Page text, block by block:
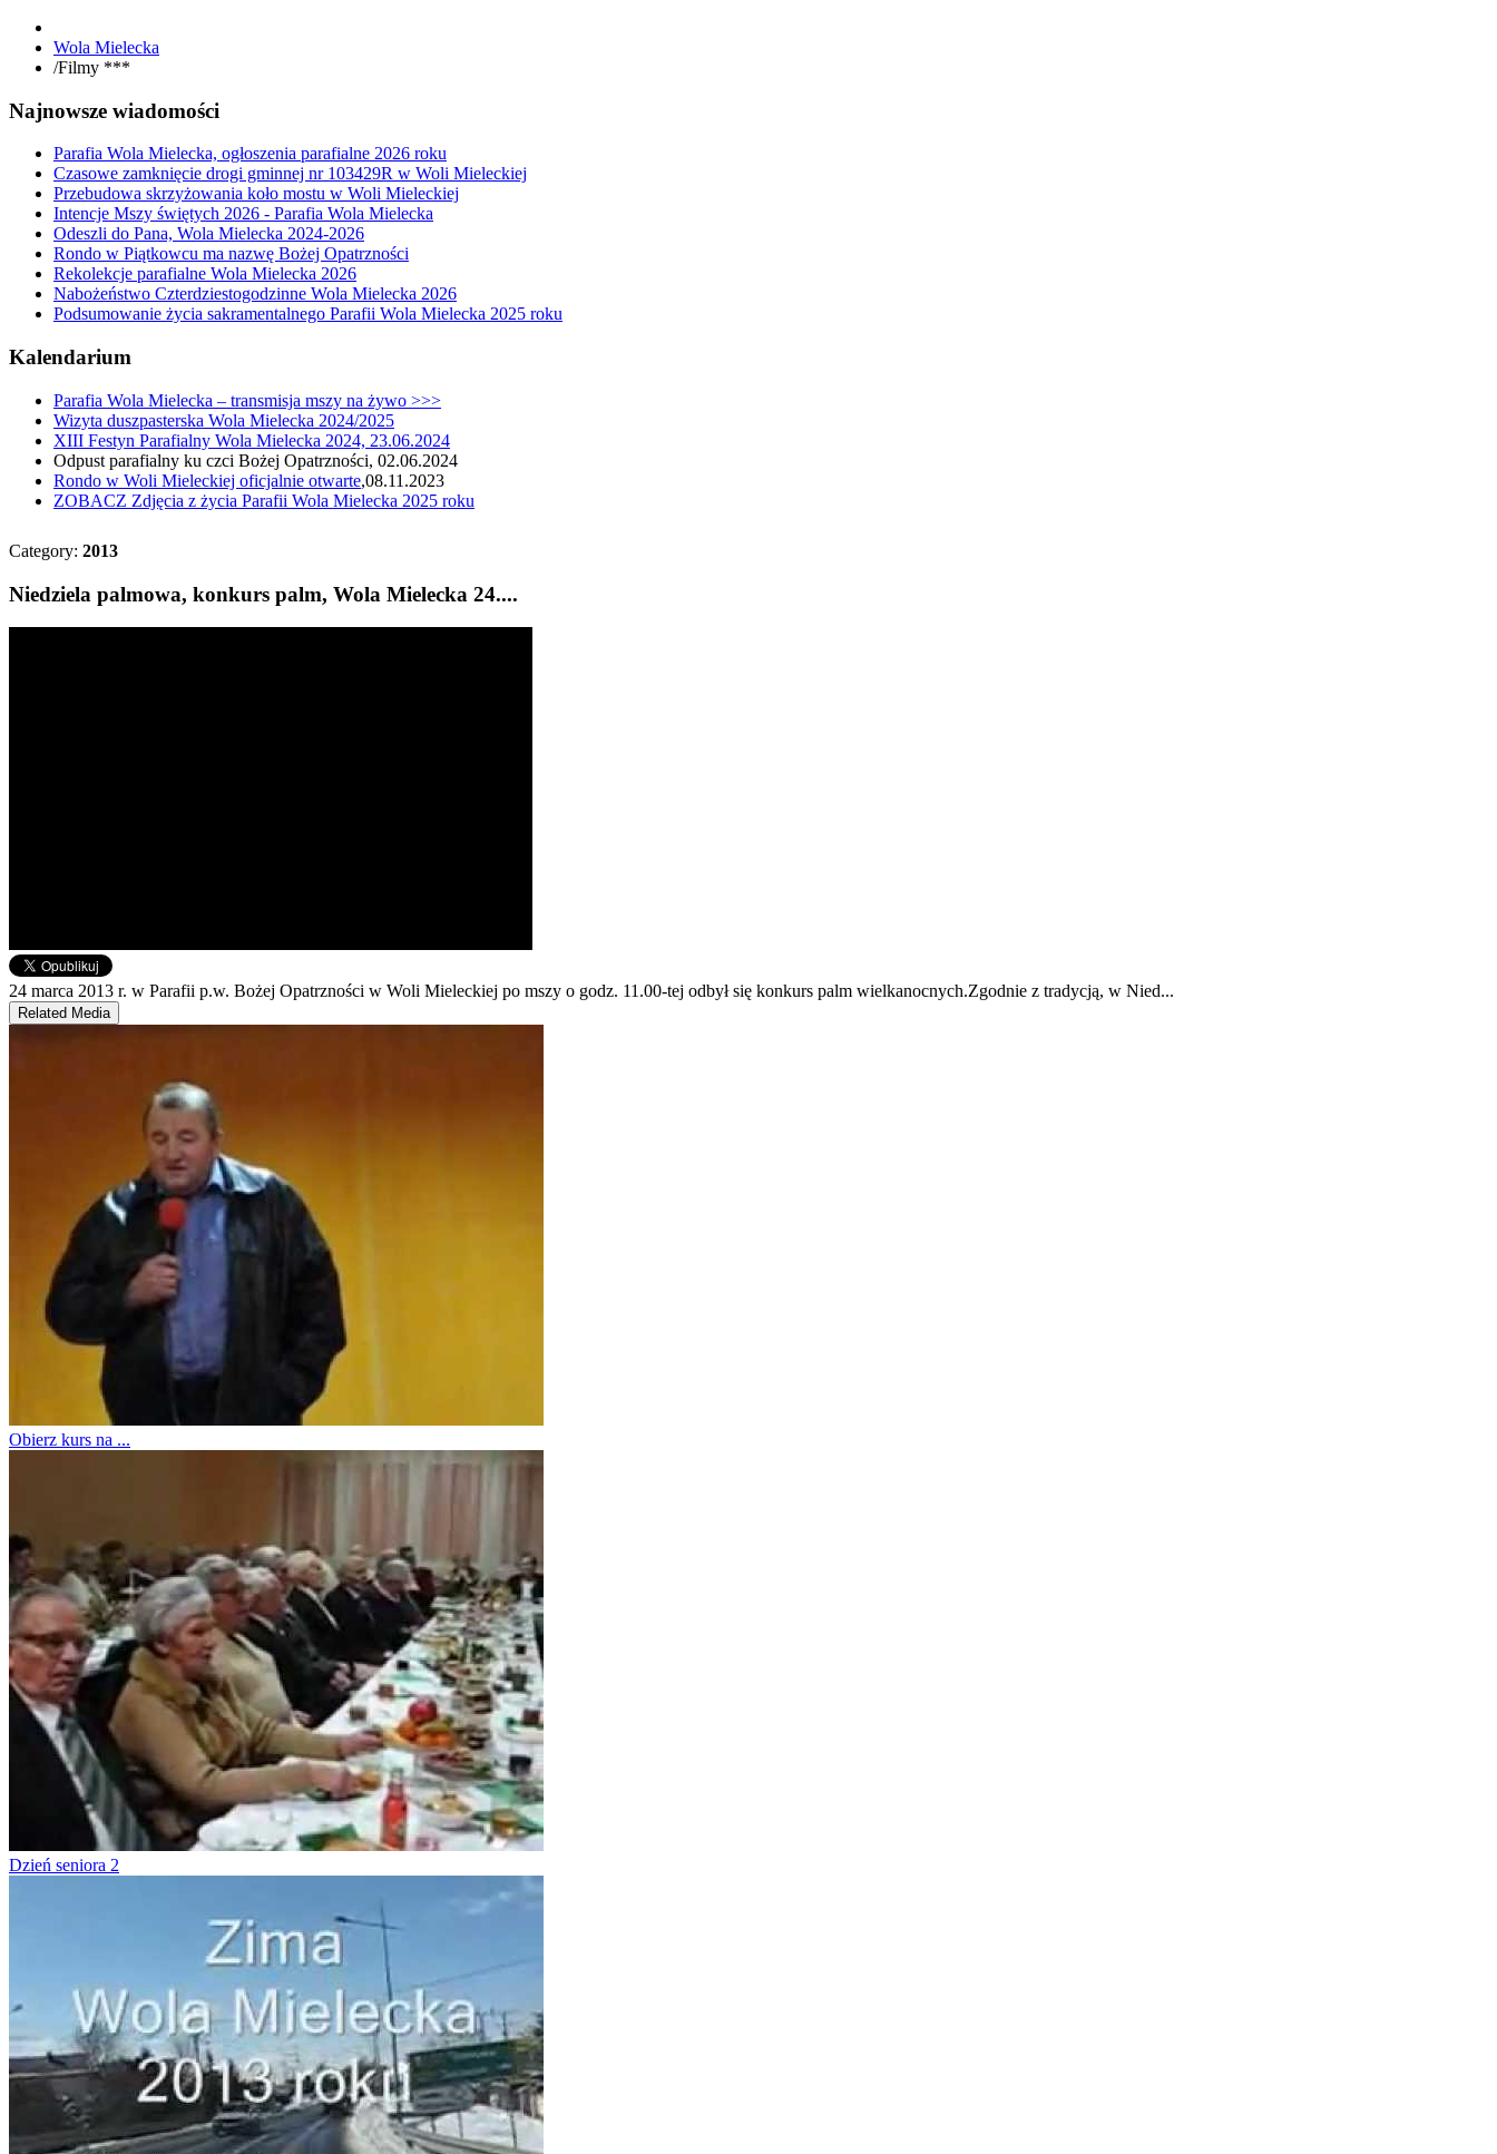
Wola Mielecka
/Filmy ***
Najnowsze wiadomości
Parafia Wola Mielecka, ogłoszenia parafialne 2026 roku
Czasowe zamknięcie drogi gminnej nr 103429R w Woli Mieleckiej
Przebudowa skrzyżowania koło mostu w Woli Mieleckiej
Intencje Mszy świętych 2026 - Parafia Wola Mielecka
Odeszli do Pana, Wola Mielecka 2024-2026
Rondo w Piątkowcu ma nazwę Bożej Opatrzności
Rekolekcje parafialne Wola Mielecka 2026
Nabożeństwo Czterdziestogodzinne Wola Mielecka 2026
Podsumowanie życia sakramentalnego Parafii Wola Mielecka 2025 roku
Kalendarium
Parafia Wola Mielecka – transmisja mszy na żywo >>>
Wizyta duszpasterska Wola Mielecka 2024/2025
XIII Festyn Parafialny Wola Mielecka 2024, 23.06.2024
Odpust parafialny ku czci Bożej Opatrzności, 02.06.2024
Rondo w Woli Mieleckiej oficjalnie otwarte,08.11.2023
ZOBACZ Zdjęcia z życia Parafii Wola Mielecka 2025 roku
Category: 2013
Niedziela palmowa, konkurs palm, Wola Mielecka 24....
24 marca 2013 r. w Parafii p.w. Bożej Opatrzności w Woli Mieleckiej po mszy o godz. 11.00-tej odbył się konkurs palm wielkanocnych.Zgodnie z tradycją, w Nied...
Related Media
Obierz kurs na ...
Dzień seniora 2